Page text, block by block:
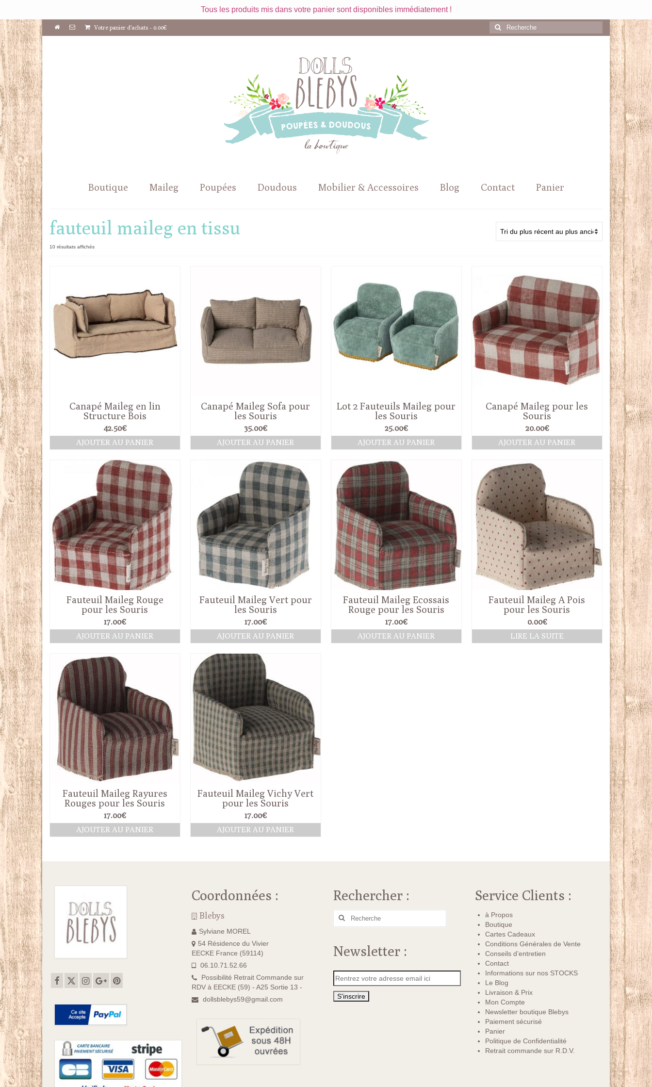
Tous les produits mis dans votre panier sont disponibles immédiatement !
Votre panier d'achats - 0.00€
Rechercher
:
Boutique Maileg Poupées Doudous Mobilier & Accessoires Blog Contact Panier
fauteuil maileg en tissu
10 résultats affichésTrié
plus
ancien
Canapé Maileg en lin
Structure Bois
42.50€
AJOUTER AU PANIER
Canapé Maileg Sofa pour
les Souris
35.00€
AJOUTER AU PANIER
Lot 2 Fauteuils Maileg pour
les Souris
25.00€
AJOUTER AU PANIER
Canapé Maileg pour les
Souris
20.00€
AJOUTER AU PANIER
Fauteuil Maileg Rouge
pour les Souris
17.00€
AJOUTER AU PANIER
Fauteuil Maileg Vert pour
les Souris
17.00€
AJOUTER AU PANIER
Fauteuil Maileg Ecossais
Rouge pour les Souris
17.00€
AJOUTER AU PANIER
Fauteuil Maileg A Pois
pour les Souris
0.00€
LIRE LA SUITE
Fauteuil Maileg Rayures
Rouges pour les Souris
17.00€
AJOUTER AU PANIER
Fauteuil Maileg Vichy Vert
pour les Souris
17.00€
AJOUTER AU PANIER
Coordonnées :
Blebys
Sylviane MOREL
54 Résidence du Vivier
EECKE France (59114)
06.10.71.52.66
Possibilité Retrait Commande sur
RDV à EECKE (59) - A25 Sortie 13 -
dollsblebys59@gmail.com
Rechercher :
Rechercher
Newsletter :
Service Clients :
à Propos
Boutique
Cartes Cadeaux
Conditions Générales de Vente
Conseils d’entretien
Contact
Informations sur nos STOCKS
Le Blog
Livraison & Prix
Mon Compte
Newsletter boutique Blebys
Paiement sécurisé
Panier
Politique de Confidentialité
Retrait commande sur R.D.V.